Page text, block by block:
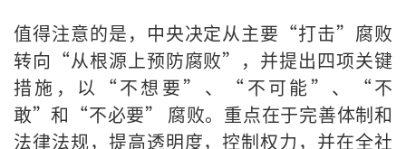
值得注意的是，中央决定从主要“打击”腐败
转向“从根源上预防腐败”，并提出四项关键
措施，以“不想要”、“不可能”、“不
敢”和“不必要” 腐败。重点在于完善体制和
法律法规，提高透明度，控制权力，并在全社